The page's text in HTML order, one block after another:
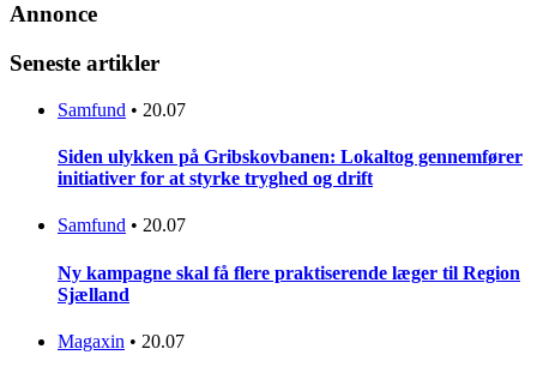
Annonce
Seneste artikler
Samfund • 20.07
Siden ulykken på Gribskovbanen: Lokaltog gennemfører
initiativer for at styrke tryghed og drift
Samfund • 20.07
Ny kampagne skal få flere praktiserende læger til Region
Sjælland
Magaxin • 20.07